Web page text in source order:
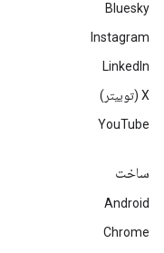
Bluesky
Instagram
LinkedIn
‫X (توییتر)
YouTube
ساخت
Android
Chrome